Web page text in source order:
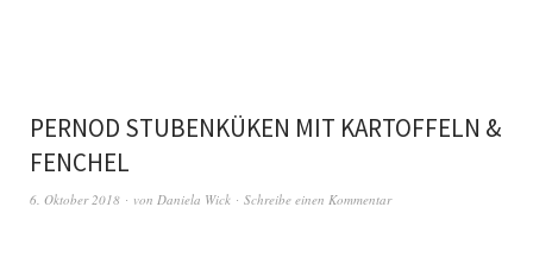
PERNOD STUBENKÜKEN MIT KARTOFFELN &
FENCHEL
6. Oktober 2018 von Daniela Wick Schreibe einen Kommentar